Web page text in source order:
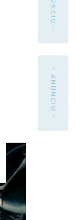
- ANÚNCIO -